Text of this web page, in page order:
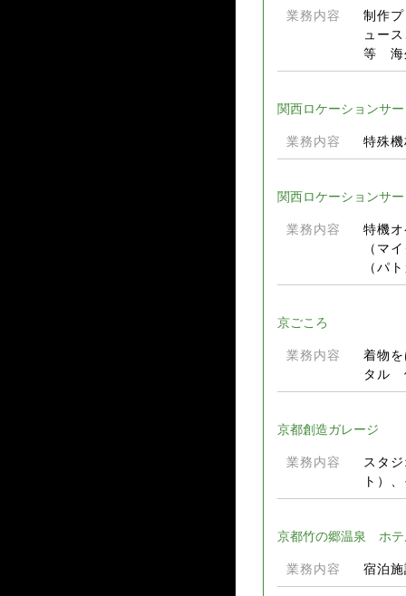
業務内容
制作
ュー
等 海
関西ロケーションサ
業務内容 特殊
関西ロケーションサ
業務内容
特機
（マ
（パ
京ごころ
業務内容
着物
タル
京都創造ガレージ
業務内容
スタ
ト）
京都竹の郷温泉 ホテ
業務内容 宿泊